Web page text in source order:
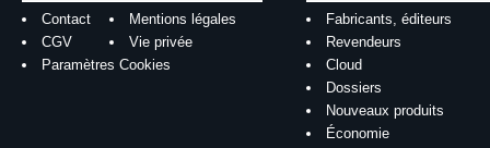
Contact
Mentions légales
CGV
Vie privée
Paramètres Cookies
Fabricants, éditeurs
Revendeurs
Cloud
Dossiers
Nouveaux produits
Économie